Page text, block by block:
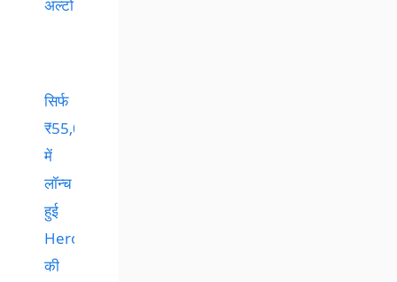
अल्टो
सिर्फ
₹55,000
में
लॉन्च
हुई
Hero
की